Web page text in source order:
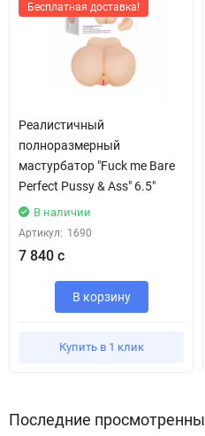
Бесплатная доставка!
Реалистичный
полноразмерный
мастурбатор "Fuck me Bare
Perfect Pussy & Ass" 6.5"
В наличии
Артикул: 1690
7 840 с
В корзину
Купить в 1 клик
Последние